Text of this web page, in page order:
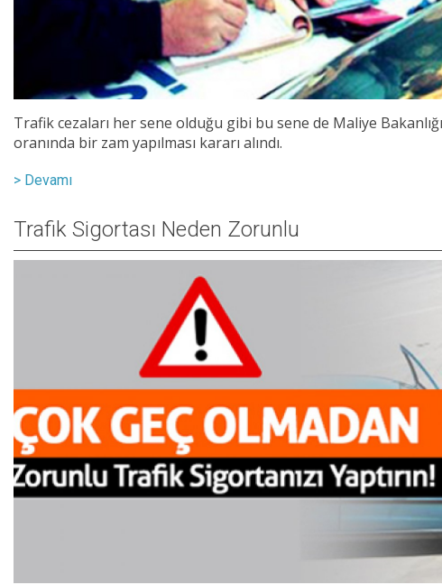
Trafik cezaları her sene olduğu gibi bu sene de Maliye
oranında bir zam yapılması kararı alındı.
> Devamı
Trafik Sigortası Neden Zorunlu